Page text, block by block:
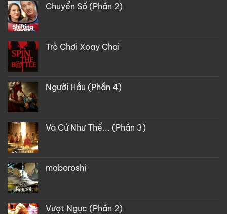
Chuyển Số (Phần 2)
Trò Chơi Xoay Chai
Người Hầu (Phần 4)
Và Cứ Như Thế... (Phần 3)
maboroshi
Vượt Ngục (Phần 2)